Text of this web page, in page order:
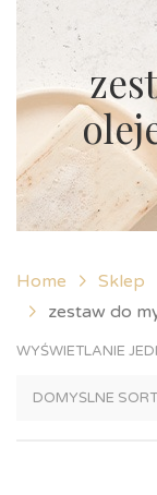
Home
Sklep
zestaw do
WYŚWIETLANIE